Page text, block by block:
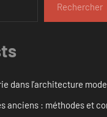
Rechercher
dans l’architecture
anciens : méthodes et